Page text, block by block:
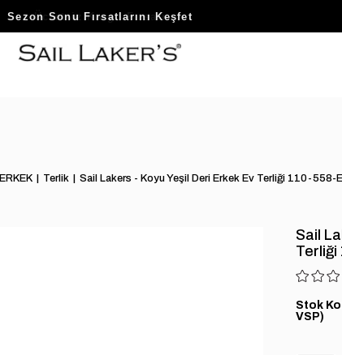
Sezon Sonu Fırsatlarını Keşfet
ERKEK Terlik Sail Lakers - Koyu Yeşil Deri Erkek Ev Terliği 110-558-E
Sail
Stok
VSP)